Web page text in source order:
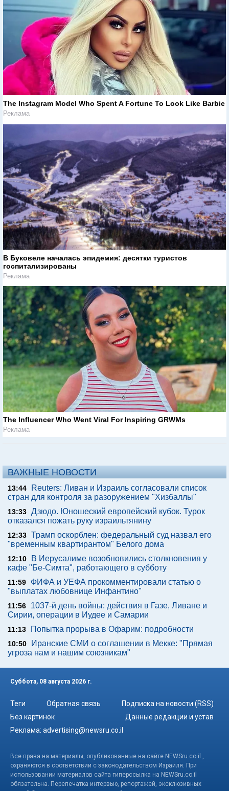
The Instagram Model Who Spent A Fortune To Look Like Barbie
Реклама
В Буковеле началась эпидемия: десятки туристов
госпитализированы
Реклама
The Influencer Who Went Viral For Inspiring GRWMs
Реклама
ВАЖНЫЕ НОВОСТИ
13:44
Reuters: Ливан и Израиль согласовали список
стран для контроля за разоружением "Хизбаллы"
13:33 Дзюдо. Юношеский европейский кубок. Турок
отказался пожать руку израильтянину
12:33 Трамп оскорблен: федеральный суд назвал его
"временным квартирантом" Белого дома
12:10
В Иерусалиме возобновились столкновения у
кафе "Бе-Симта", работающего в субботу
11:59
ФИФА и УЕФА прокомментировали статью о
"выплатах любовнице Инфантино"
11:56
1037-й день войны: действия в Газе, Ливане и
Сирии, операции в Иудее и Самарии
11:13 Попытка прорыва в Офарим: подробности
10:50
Иранские СМИ о соглашении в Мекке: "Прямая
угроза нам и нашим союзникам"
Суббота, 08 августа 2026 г.
Теги Обратная связь
Подписка на новости (RSS)
Без картинок
Данные редакции и устав
Реклама: advertising@newsru.co.il
Все права на материалы, опубликованные на сайте NEWSru.co.il ,
охраняются в соответствии с законодательством Израиля. При
использовании материалов сайта гиперссылка на NEWSru.co.il
обязательна. Перепечатка интервью, репортажей, эксклюзивных